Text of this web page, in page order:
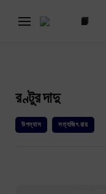
📙
রণ্টুর দাদু
উপন্যাস সত্যজিৎ রায়